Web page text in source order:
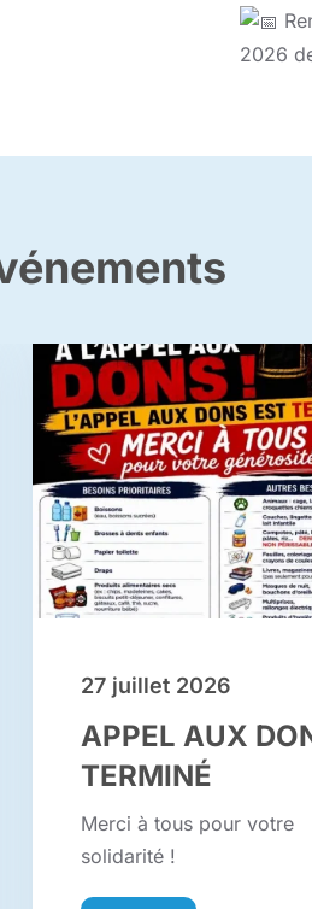
2026
27 juillet 2026
APPEL AUX
TERMINÉ
Merci à tous pour votre
solidarité !